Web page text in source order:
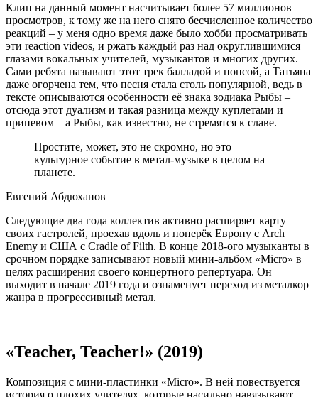
Клип на данный момент насчитывает более 57 миллионов
просмотров, к тому же на него снято бесчисленное количество
реакций – у меня одно время даже было хобби просматривать
эти reaction videos, и ржать каждый раз над округлившимися
глазами вокальных учителей, музыкантов и многих других.
Сами ребята называют этот трек балладой и попсой, а Татьяна
даже огорчена тем, что песня стала столь популярной, ведь в
тексте описываются особенности её знака зодиака Рыбы –
отсюда этот дуализм и такая разница между куплетами и
припевом – а Рыбы, как известно, не стремятся к славе.
Простите, может, это не скромно, но это
культурное событие в метал-музыке в целом на
планете.
Евгений Абдюханов
Следующие два года коллектив активно расширяет карту
своих гастролей, проехав вдоль и поперёк Европу с Arch
Enemy и США с Cradle of Filth. В конце 2018-ого музыканты в
срочном порядке записывают новый мини-альбом «Micro» в
целях расширения своего концертного репертуара. Он
выходит в начале 2019 года и ознаменует переход из металкор
жанра в прогрессивный метал.
«Teacher, Teacher!» (2019)
Композиция с мини-пластинки «Micro». В ней повествуется
история о плохих учителях, которые насильно навязывают